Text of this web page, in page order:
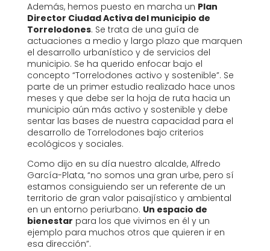
Además, hemos puesto en marcha un Plan
Director Ciudad Activa del municipio de
Torrelodones. Se trata de una guía de
actuaciones a medio y largo plazo que marquen
el desarrollo urbanístico y de servicios del
municipio. Se ha querido enfocar bajo el
concepto “Torrelodones activo y sostenible”. Se
parte de un primer estudio realizado hace unos
meses y que debe ser la hoja de ruta hacia un
municipio aún más activo y sostenible y debe
sentar las bases de nuestra capacidad para el
desarrollo de Torrelodones bajo criterios
ecológicos y sociales.
Como dijo en su día nuestro alcalde, Alfredo
García-Plata, “no somos una gran urbe, pero sí
estamos consiguiendo ser un referente de un
territorio de gran valor paisajístico y ambiental
en un entorno periurbano. Un espacio de
bienestar para los que vivimos en él y un
ejemplo para muchos otros que quieren ir en
esa dirección”.